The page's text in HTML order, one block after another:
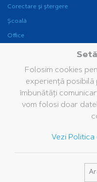
Corectare și ștergere
Școală
Office
Fine Writing
Companie
Grupul Pelikan
Sustenabilitate
Folosim cookies
experiență posibilă
îmbunătăți
vom folosi doar
Vezi